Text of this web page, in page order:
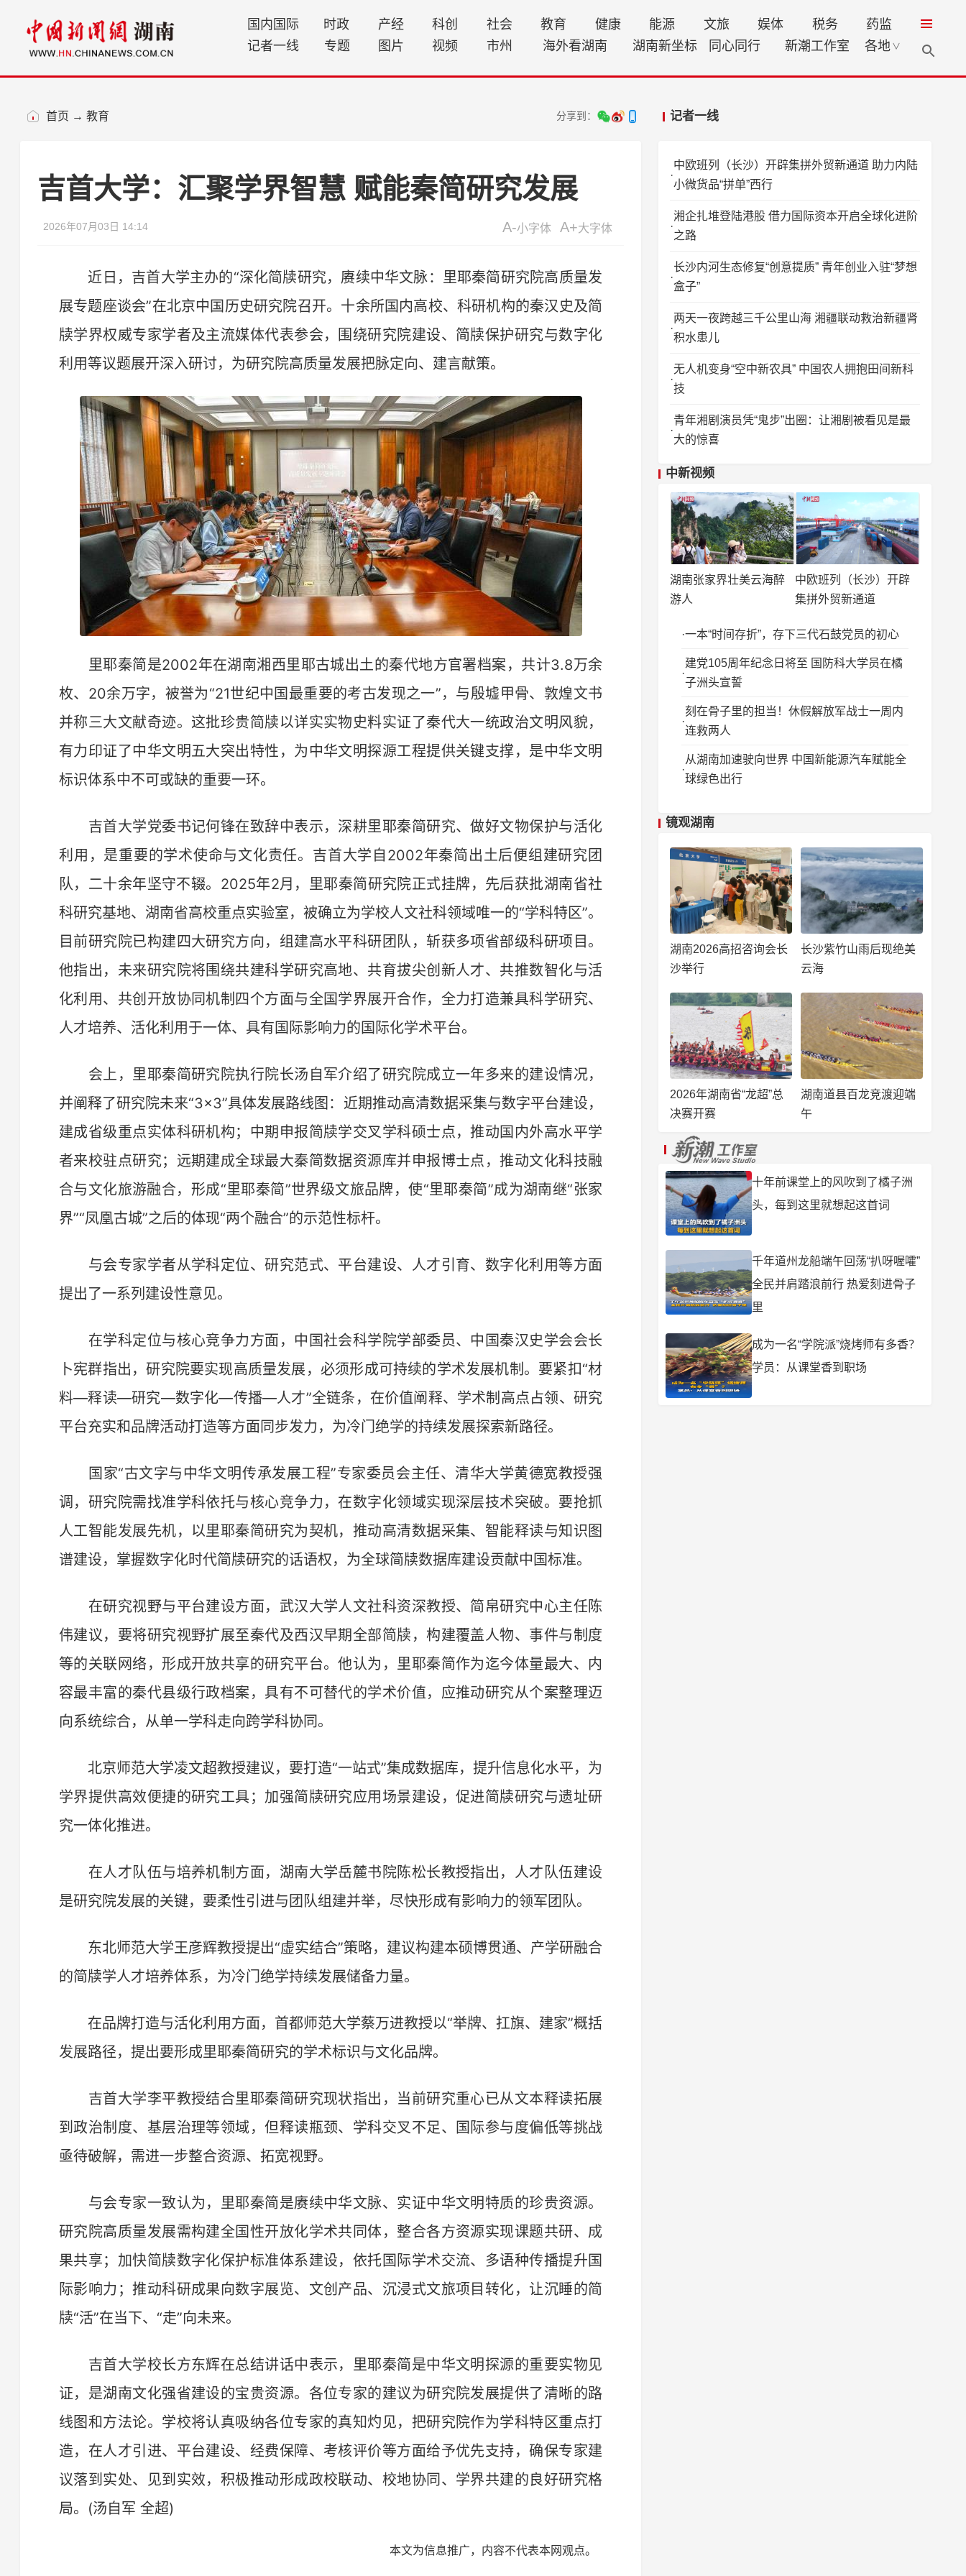
国内国际 时政 产经 科创 社会 教育 健康 能源 文旅 娱体 税务
药监
记者一线
专题 图片 视频 市州 海外看湖南 湖南新坐标 同心同行 新潮工作室 各地 ∨
首页 → 教育 分享到： 记者一线
吉首大学：汇聚学界智慧 赋能秦简研究发展
2026年07月03日 14:14 A-小字体 A+大字体
近日，吉首大学主办的“深化简牍研究，赓续中华文脉：里耶秦简研究院高质量发
展专题座谈会”在北京中国历史研究院召开。十余所国内高校、科研机构的秦汉史及简
牍学界权威专家学者及主流媒体代表参会，围绕研究院建设、简牍保护研究与数字化
利用等议题展开深入研讨，为研究院高质量发展把脉定向、建言献策。
里耶秦简是2002年在湖南湘西里耶古城出土的秦代地方官署档案，共计3.8万余
枚、20余万字，被誉为“21世纪中国最重要的考古发现之一”，与殷墟甲骨、敦煌文书
并称三大文献奇迹。这批珍贵简牍以详实实物史料实证了秦代大一统政治文明风貌，
有力印证了中华文明五大突出特性，为中华文明探源工程提供关键支撑，是中华文明
标识体系中不可或缺的重要一环。
吉首大学党委书记何锋在致辞中表示，深耕里耶秦简研究、做好文物保护与活化
利用，是重要的学术使命与文化责任。吉首大学自2002年秦简出土后便组建研究团
队，二十余年坚守不辍。2025年2月，里耶秦简研究院正式挂牌，先后获批湖南省社
科研究基地、湖南省高校重点实验室，被确立为学校人文社科领域唯一的“学科特区”。
目前研究院已构建四大研究方向，组建高水平科研团队，斩获多项省部级科研项目。
他指出，未来研究院将围绕共建科学研究高地、共育拔尖创新人才、共推数智化与活
化利用、共创开放协同机制四个方面与全国学界展开合作，全力打造兼具科学研究、
人才培养、活化利用于一体、具有国际影响力的国际化学术平台。
会上，里耶秦简研究院执行院长汤自军介绍了研究院成立一年多来的建设情况，
并阐释了研究院未来“3×3”具体发展路线图：近期推动高清数据采集与数字平台建设，
建成省级重点实体科研机构；中期申报简牍学交叉学科硕士点，推动国内外高水平学
者来校驻点研究；远期建成全球最大秦简数据资源库并申报博士点，推动文化科技融
合与文化旅游融合，形成“里耶秦简”世界级文旅品牌，使“里耶秦简”成为湖南继“张家
界”“凤凰古城”之后的体现“两个融合”的示范性标杆。
与会专家学者从学科定位、研究范式、平台建设、人才引育、数字化利用等方面
提出了一系列建设性意见。
在学科定位与核心竞争力方面，中国社会科学院学部委员、中国秦汉史学会会长
卜宪群指出，研究院要实现高质量发展，必须形成可持续的学术发展机制。要紧扣“材
料—释读—研究—数字化—传播—人才”全链条，在价值阐释、学术制高点占领、研究
平台充实和品牌活动打造等方面同步发力，为冷门绝学的持续发展探索新路径。
国家“古文字与中华文明传承发展工程”专家委员会主任、清华大学黄德宽教授强
调，研究院需找准学科依托与核心竞争力，在数字化领域实现深层技术突破。要抢抓
人工智能发展先机，以里耶秦简研究为契机，推动高清数据采集、智能释读与知识图
谱建设，掌握数字化时代简牍研究的话语权，为全球简牍数据库建设贡献中国标准。
在研究视野与平台建设方面，武汉大学人文社科资深教授、简帛研究中心主任陈
伟建议，要将研究视野扩展至秦代及西汉早期全部简牍，构建覆盖人物、事件与制度
等的关联网络，形成开放共享的研究平台。他认为，里耶秦简作为迄今体量最大、内
容最丰富的秦代县级行政档案，具有不可替代的学术价值，应推动研究从个案整理迈
向系统综合，从单一学科走向跨学科协同。
北京师范大学凌文超教授建议，要打造“一站式”集成数据库，提升信息化水平，为
学界提供高效便捷的研究工具；加强简牍研究应用场景建设，促进简牍研究与遗址研
究一体化推进。
在人才队伍与培养机制方面，湖南大学岳麓书院陈松长教授指出，人才队伍建设
是研究院发展的关键，要柔性引进与团队组建并举，尽快形成有影响力的领军团队。
东北师范大学王彦辉教授提出“虚实结合”策略，建议构建本硕博贯通、产学研融合
的简牍学人才培养体系，为冷门绝学持续发展储备力量。
在品牌打造与活化利用方面，首都师范大学蔡万进教授以“举牌、扛旗、建家”概括
发展路径，提出要形成里耶秦简研究的学术标识与文化品牌。
吉首大学李平教授结合里耶秦简研究现状指出，当前研究重心已从文本释读拓展
到政治制度、基层治理等领域，但释读瓶颈、学科交叉不足、国际参与度偏低等挑战
亟待破解，需进一步整合资源、拓宽视野。
与会专家一致认为，里耶秦简是赓续中华文脉、实证中华文明特质的珍贵资源。
研究院高质量发展需构建全国性开放化学术共同体，整合各方资源实现课题共研、成
果共享；加快简牍数字化保护标准体系建设，依托国际学术交流、多语种传播提升国
际影响力；推动科研成果向数字展览、文创产品、沉浸式文旅项目转化，让沉睡的简
牍“活”在当下、“走”向未来。
吉首大学校长方东辉在总结讲话中表示，里耶秦简是中华文明探源的重要实物见
证，是湖南文化强省建设的宝贵资源。各位专家的建议为研究院发展提供了清晰的路
线图和方法论。学校将认真吸纳各位专家的真知灼见，把研究院作为学科特区重点打
造，在人才引进、平台建设、经费保障、考核评价等方面给予优先支持，确保专家建
议落到实处、见到实效，积极推动形成政校联动、校地协同、学界共建的良好研究格
局。(汤自军 全超)
本文为信息推广，内容不代表本网观点。
中欧班列（长沙）开辟集拼外贸新通道 助力内陆
小微货品“拼单”西行
湘企扎堆登陆港股 借力国际资本开启全球化进阶
之路
长沙内河生态修复“创意提质” 青年创业入驻“梦想
盒子”
两天一夜跨越三千公里山海 湘疆联动救治新疆肾
积水患儿
无人机变身“空中新农具” 中国农人拥抱田间新科
技
青年湘剧演员凭“鬼步”出圈：让湘剧被看见是最
大的惊喜
中新视频
湖南张家界壮美云海醉
游人
中欧班列（长沙）开辟
集拼外贸新通道
一本“时间存折”，存下三代石鼓党员的初心
建党105周年纪念日将至 国防科大学员在橘
子洲头宣誓
刻在骨子里的担当！休假解放军战士一周内
连救两人
从湖南加速驶向世界 中国新能源汽车赋能全
球绿色出行
镜观湖南
湖南2026高招咨询会长
沙举行
长沙紫竹山雨后现绝美
云海
2026年湖南省“龙超”总
决赛开赛
湖南道县百龙竞渡迎端
午
十年前课堂上的风吹到了橘子洲
头，每到这里就想起这首词
千年道州龙船端午回荡“扒呀喔嚯”
全民并肩踏浪前行 热爱刻进骨子
里
成为一名“学院派”烧烤师有多香？
学员：从课堂香到职场